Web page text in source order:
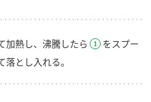
加熱し、沸騰したら
をスプー
落とし入れる。